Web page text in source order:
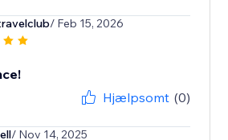
/ Feb 15, 2026
Hjælpsomt (0)
/ Nov 14, 2025